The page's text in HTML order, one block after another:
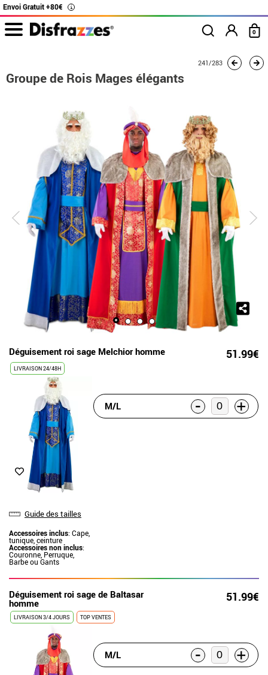
Envoi Gratuit +80€ i
0
Groupe de Rois Mages
241/283
Groupe de Rois Mages élégants
Déguisement roi sage Melchior homme 51.99€
LIVRAISON 24/48H
Guide des tailles
Accessoires inclus: Cape,
tunique, ceinture
Accessoires non inclus:
Couronne, Perruque,
Barbe ou Gants
M/L - +
Déguisement roi sage de Baltasar
homme 51.99€
LIVRAISON 3/4 JOURS TOP VENTES
M/L - +